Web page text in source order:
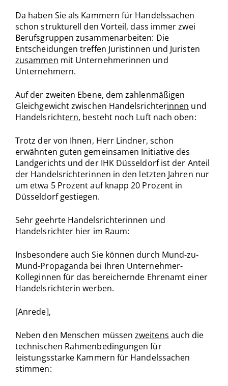
Da haben Sie als Kammern für Handelssachen
schon strukturell den Vorteil, dass immer zwei
Berufsgruppen zusammenarbeiten: Die
Entscheidungen treffen Juristinnen und Juristen
zusammen mit Unternehmerinnen und
Unternehmern.
Auf der zweiten Ebene, dem zahlenmäßigen
Gleichgewicht zwischen Handelsrichterinnen und
Handelsrichtern, besteht noch Luft nach oben:
Trotz der von Ihnen, Herr Lindner, schon
erwähnten guten gemeinsamen Initiative des
Landgerichts und der IHK Düsseldorf ist der Anteil
der Handelsrichterinnen in den letzten Jahren nur
um etwa 5 Prozent auf knapp 20 Prozent in
Düsseldorf gestiegen.
Sehr geehrte Handelsrichterinnen und
Handelsrichter hier im Raum:
Insbesondere auch Sie können durch Mund-zu-
Mund-Propaganda bei Ihren Unternehmer-
Kolleginnen für das bereichernde Ehrenamt einer
Handelsrichterin werben.
[Anrede],
Neben den Menschen müssenzweitens auch die
technischen Rahmenbedingungen für
leistungsstarke Kammern für Handelssachen
stimmen: